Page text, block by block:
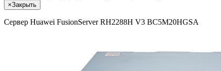
×Закрыть
Сервер Huawei FusionServer RH2288H V3 BC5M20HGSA